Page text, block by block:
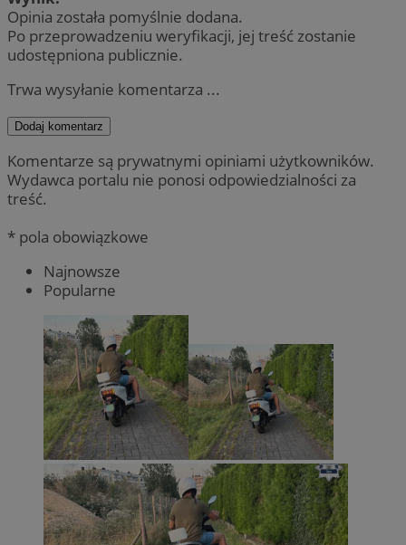
Opinia została pomyślnie dodana.
Po przeprowadzeniu weryfikacji, jej treść zostanie
udostępniona publicznie.
Trwa wysyłanie komentarza ...
Dodaj komentarz
Komentarze są prywatnymi opiniami użytkowników.
Wydawca portalu nie ponosi odpowiedzialności za
treść.
* pola obowiązkowe
Najnowsze
Popularne